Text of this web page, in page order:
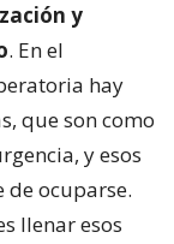
y
. En el
hay
que son como
y esos
ocuparse.
llenar esos